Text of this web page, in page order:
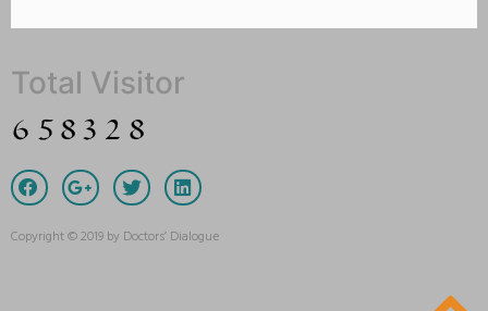
Total Visitor
Copyright © 2019 by Doctors’ Dialogue